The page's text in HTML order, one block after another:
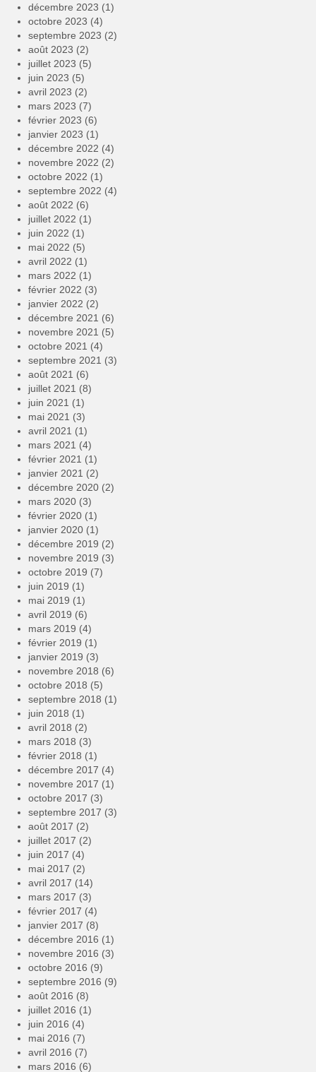
décembre 2023 (1)
octobre 2023 (4)
septembre 2023 (2)
août 2023 (2)
juillet 2023 (5)
juin 2023 (5)
avril 2023 (2)
mars 2023 (7)
février 2023 (6)
janvier 2023 (1)
décembre 2022 (4)
novembre 2022 (2)
octobre 2022 (1)
septembre 2022 (4)
août 2022 (6)
juillet 2022 (1)
juin 2022 (1)
mai 2022 (5)
avril 2022 (1)
mars 2022 (1)
février 2022 (3)
janvier 2022 (2)
décembre 2021 (6)
novembre 2021 (5)
octobre 2021 (4)
septembre 2021 (3)
août 2021 (6)
juillet 2021 (8)
juin 2021 (1)
mai 2021 (3)
avril 2021 (1)
mars 2021 (4)
février 2021 (1)
janvier 2021 (2)
décembre 2020 (2)
mars 2020 (3)
février 2020 (1)
janvier 2020 (1)
décembre 2019 (2)
novembre 2019 (3)
octobre 2019 (7)
juin 2019 (1)
mai 2019 (1)
avril 2019 (6)
mars 2019 (4)
février 2019 (1)
janvier 2019 (3)
novembre 2018 (6)
octobre 2018 (5)
septembre 2018 (1)
juin 2018 (1)
avril 2018 (2)
mars 2018 (3)
février 2018 (1)
décembre 2017 (4)
novembre 2017 (1)
octobre 2017 (3)
septembre 2017 (3)
août 2017 (2)
juillet 2017 (2)
juin 2017 (4)
mai 2017 (2)
avril 2017 (14)
mars 2017 (3)
février 2017 (4)
janvier 2017 (8)
décembre 2016 (1)
novembre 2016 (3)
octobre 2016 (9)
septembre 2016 (9)
août 2016 (8)
juillet 2016 (1)
juin 2016 (4)
mai 2016 (7)
avril 2016 (7)
mars 2016 (6)